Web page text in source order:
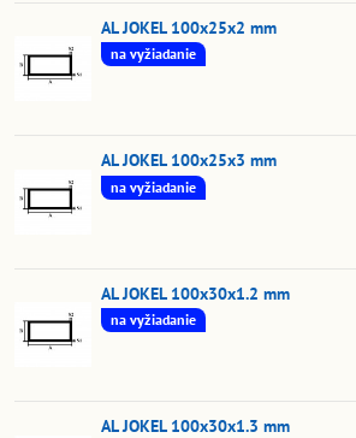
AL JOKEL 100x25x2 mm
na vyžiadanie
AL JOKEL 100x25x3 mm
na vyžiadanie
AL JOKEL 100x30x1.2 mm
na vyžiadanie
AL JOKEL 100x30x1.3 mm